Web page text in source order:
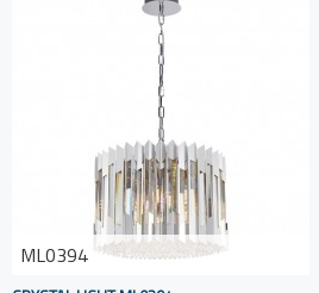
ML0394